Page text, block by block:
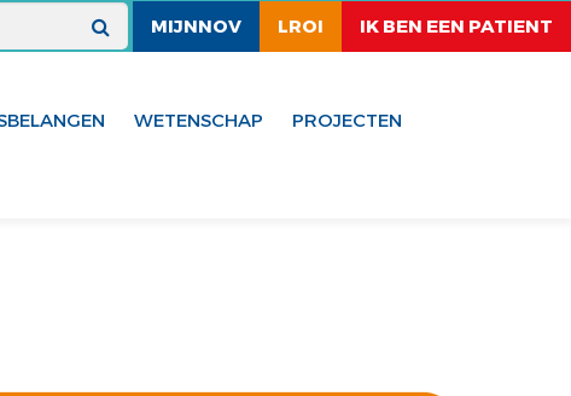
MIJNNOV LROI IK BEN EEN PATIENT
WETENSCHAP PROJECTEN